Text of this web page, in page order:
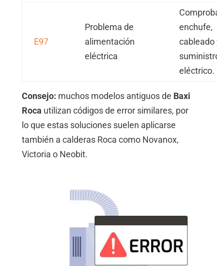
E97
Problema de
alimentación
eléctrica
enchufe,
cableado
eléctrico.
Consejo: muchos modelos antiguos de Baxi
Roca utilizan códigos de error similares, por
lo que estas soluciones suelen aplicarse
también a calderas Roca como Novanox,
Victoria o Neobit.